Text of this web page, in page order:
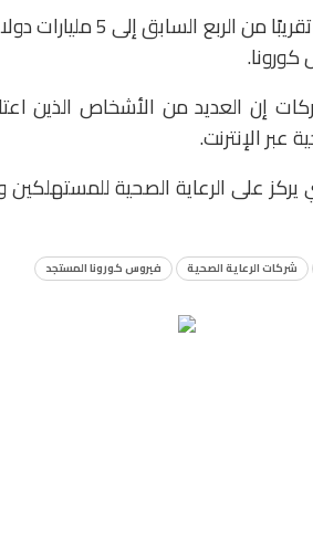
ووجد التحليل أن تمويل الرعاية الصحية
نسمة، تقول الشركات إن العديد من الأشخاص
عبر الإنترنت.
على الرعاية الصحية للمستهلكين
شركات الرعاية الصحية فيروس كورونا المستجد